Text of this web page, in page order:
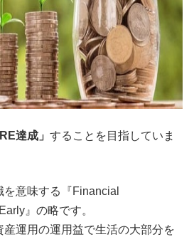
達成」 することを目指していま
意味する『Financial
』の略です。
運用の運用益で生活の大部分を